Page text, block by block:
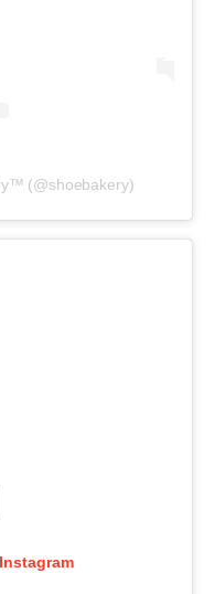
(@shoebakery)